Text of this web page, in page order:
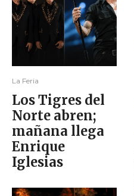
La Feria
Los Tigres del
Norte abren;
mañana llega
Enrique
Iglesias